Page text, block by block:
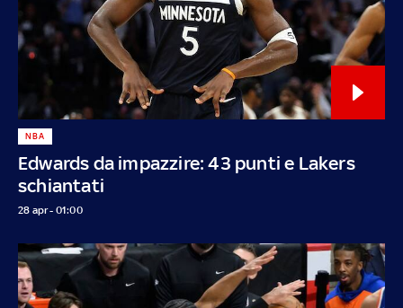
Edwards da impazzire: 43 punti e Lakers
schiantati
NBA
28 apr - 01:00